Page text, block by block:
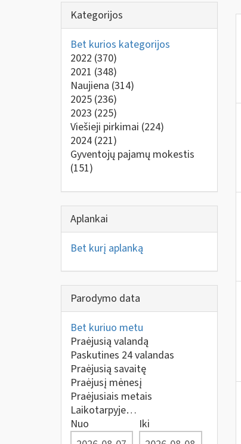
Kategorijos
Bet kurios kategorijos
2022 (370)
2021 (348)
Naujiena (314)
2025 (236)
2023 (225)
Viešieji pirkimai (224)
2024 (221)
Gyventojų pajamų mokestis
(151)
Aplankai
Bet kurį aplanką
Parodymo data
Bet kuriuo metu
Praėjusią valandą
Paskutines 24 valandas
Praėjusią savaitę
Praėjusį mėnesį
Praėjusiais metais
Laikotarpyje…
Nuo
Iki